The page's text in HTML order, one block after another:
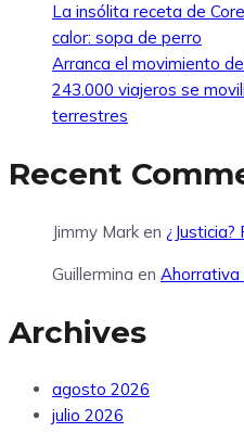
La insólita receta de
calor: sopa de perro
Arranca el movimiento
243.000 viajeros se
terrestres
Recent
Jimmy Mark en ¿Justicia?
Guillermina en Ahorrativa
Archives
agosto 2026
julio 2026